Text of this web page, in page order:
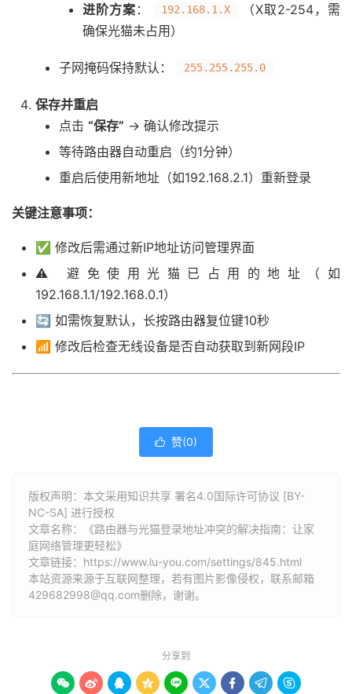
进阶方案 ： 192.168.1.X
（X取2-254，需
确保光猫未占用）
子网掩码保持默认： 255.255.255.0
保存并重启
点击 “保存” → 确认修改提示
等待路由器自动重启（约1分钟）
重启后使用新地址（如192.168.2.1）重新登录
关键注意事项：
✅ 修改后需通过新IP地址访问管理界面
⚠️ 避免使用光猫已占用的地址（如
192.168.1.1/192.168.0.1）
🔄 如需恢复默认，长按路由器复位键10秒
📶 修改后检查无线设备是否自动获取到新网段IP
 赞(0)
版权声明：本文采用知识共享 署名4.0国际许可协议 [BY-
NC-SA] 进行授权
文章名称：《路由器与光猫登录地址冲突的解决指南：让家
庭网络管理更轻松》
文章链接： https://www.lu-you.com/settings/845.html
本站资源来源于互联网整理，若有图片影像侵权，联系邮箱
429682998@qq.com删除，谢谢。
分享到
        